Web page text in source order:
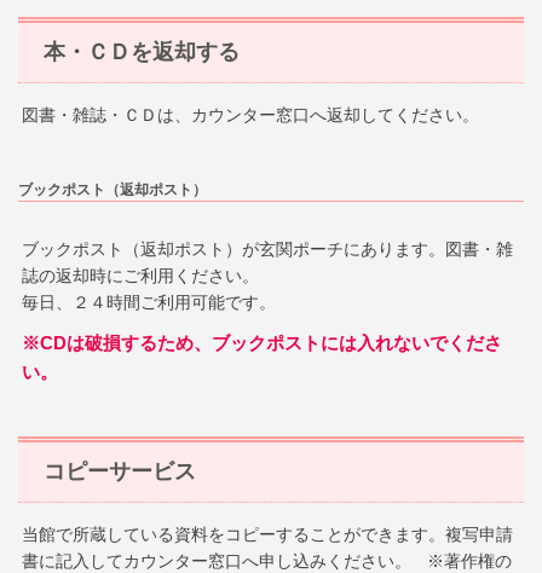
本・ＣＤを返却する
図書・雑誌・ＣＤは、カウンター窓口へ返却してください。
ブックポスト（返却ポスト）
ブックポスト（返却ポスト）が玄関ポーチにあります。図書・雑
誌の返却時にご利用ください。
毎日、２４時間ご利用可能です。
※CDは破損するため、ブックポストには入れないでくださ
い。
コピーサービス
当館で所蔵している資料をコピーすることができます。複写申請
書に記入してカウンター窓口へ申し込みください。
※著作権の